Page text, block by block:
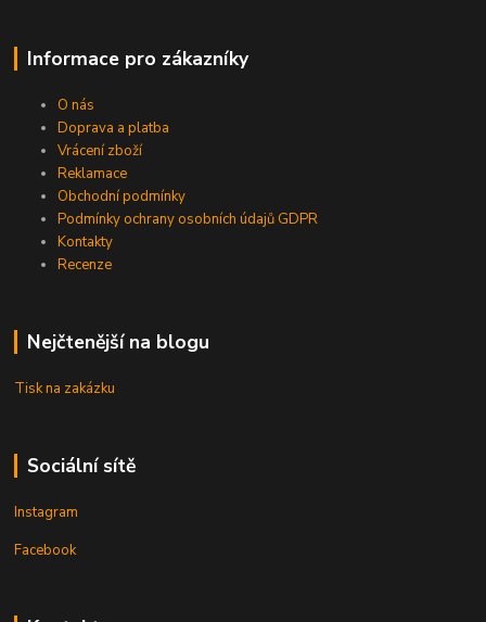
Informace pro zákazníky
O nás
Doprava a platba
Vrácení zboží
Reklamace
Obchodní podmínky
Podmínky ochrany osobních údajů GDPR
Kontakty
Recenze
Nejčtenější na blogu
Tisk na zakázku
Sociální sítě
Instagram
Facebook